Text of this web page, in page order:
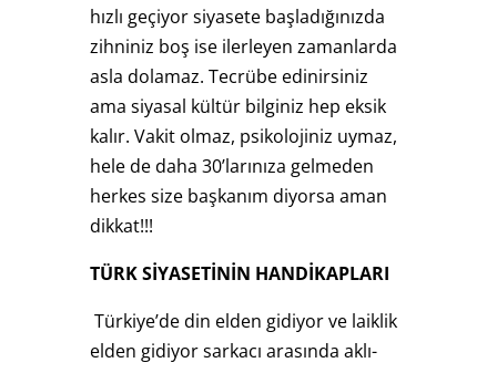
hızlı geçiyor siyasete başladığınızda
zihniniz boş ise ilerleyen zamanlarda
asla dolamaz. Tecrübe edinirsiniz
ama siyasal kültür bilginiz hep eksik
kalır. Vakit olmaz, psikolojiniz uymaz,
hele de daha 30’larınıza gelmeden
herkes size başkanım diyorsa aman
dikkat!!!
TÜRK SİYASETİNİN HANDİKAPLARI
Türkiye’de din elden gidiyor ve laiklik
elden gidiyor sarkacı arasında aklı-